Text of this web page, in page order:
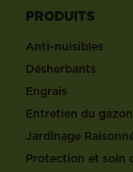
PRODUITS
Anti-nuisibles
Désherbants
Engrais
Entretien du gazon
Jardinage
Protection et soin